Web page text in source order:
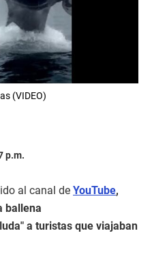
(VIDEO)
p.m.
al canal de YouTube,
ballena
a turistas que viajaban